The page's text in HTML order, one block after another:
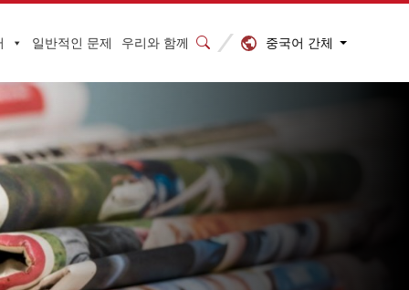
일반적인 문제 우리와 함께 중국어 간체